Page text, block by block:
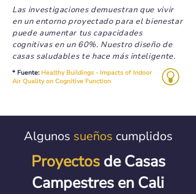
Las investigaciones demuestran que vivir
en un entorno proyectado para el bienestar
puede aumentar tus capacidades
cognitivas en un 60%. Nuestro diseño de
casas saludables te hace más inteligente.
* Fuente:Healthy Buildings - Impacts of Indoor
Air Quality on Cognitive Function
Algunos sueños cumplidos
Proyectosde Casas
Campestres en Cali